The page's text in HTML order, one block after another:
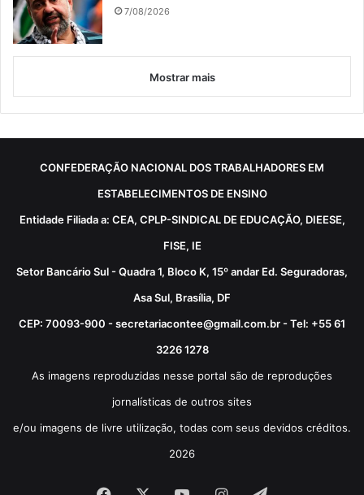
7/08/2026
Mostrar mais
CONFEDERAÇÃO NACIONAL DOS TRABALHADORES EM
ESTABELECIMENTOS DE ENSINO
Entidade Filiada a: CEA, CPLP-SINDICAL DE EDUCAÇÃO, DIEESE,
FISE, IE
Setor Bancário Sul - Quadra 1, Bloco K, 15º andar Ed. Seguradoras,
Asa Sul, Brasília, DF
CEP: 70093-900 - secretariacontee@gmail.com.br - Tel: +55 61
3226 1278
As imagens reproduzidas nesse portal são de reproduções
jornalísticas de outros sites
e/ou imagens de livre utilização, todas com seus devidos créditos.
2026